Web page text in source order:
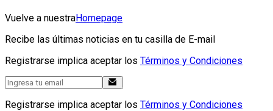
Vuelve a nuestraHomepage
Recibe las últimas noticias en tu casilla de E-mail
Registrarse implica aceptar los Términos y Condiciones
Registrarse implica aceptar los Términos y Condiciones